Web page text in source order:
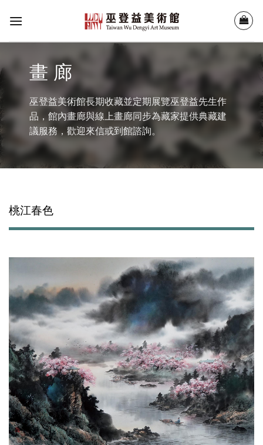
畫 廊
巫登益美術館長期收藏並定期展覽巫登益先生作
品，館內畫廊與線上畫廊同步為藏家提供典藏建
議服務，歡迎來信或到館諮詢。
桃江春色